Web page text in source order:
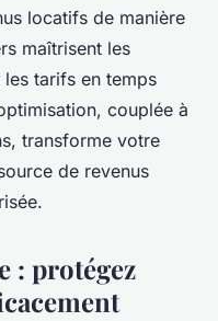
locatifs de manière
maîtrisent les
tarifs en temps
couplée à
transforme votre
de revenus
: protégez